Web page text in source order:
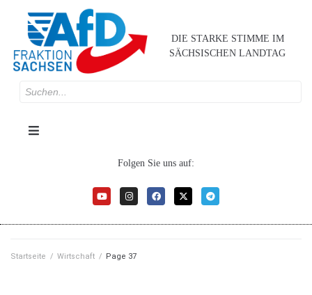
DIE STARKE STIMME IM
SÄCHSISCHEN LANDTAG
Folgen Sie uns auf:
Startseite / Wirtschaft / Page 37